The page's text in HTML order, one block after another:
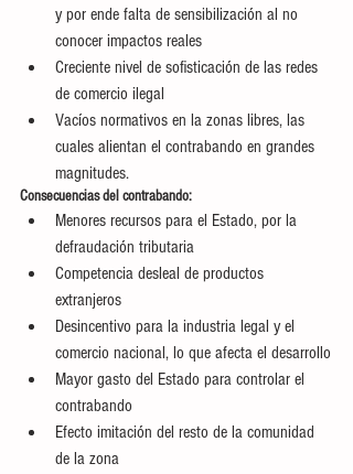
y por ende falta de sensibilización al no
conocer impactos reales
Creciente nivel de sofisticación de las redes
de comercio ilegal
Vacíos normativos en la zonas libres, las
cuales alientan el contrabando en grandes
magnitudes.
Consecuencias del contrabando:
Menores recursos para el Estado, por la
defraudación tributaria
Competencia desleal de productos
extranjeros
Desincentivo para la industria legal y el
comercio nacional, lo que afecta el desarrollo
Mayor gasto del Estado para controlar el
contrabando
Efecto imitación del resto de la comunidad
de la zona